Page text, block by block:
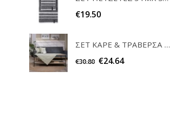
€19.50
ΣΕΤ ΚΑΡΕ & ΤΡΑΒΕΡΣΑ PEONY 08 TEORAN HOME & MORE
€30.80 €24.64